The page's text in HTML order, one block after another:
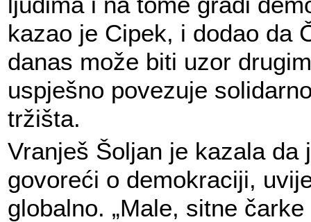
kazao je Cipek, i dodao da
danas može biti uzor
uspješno povezuje
tržišta.
Vranješ Šoljan je kazala da
govoreći o demokraciji,
globalno. „Male, sitne